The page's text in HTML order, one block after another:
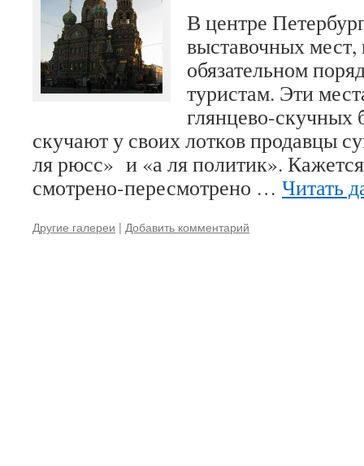
В центре
выставочных мест,
обязательном
туристам. Эти
глянцево-скучных
скучают у своих лотков продавцы
ля рюсс» и «а ля политик».
смотрено-пересмотрено … Читать
Другие галереи | Добавить комментарий